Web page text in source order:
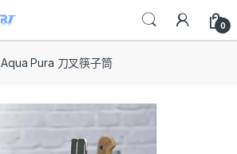
0
Aqua Pura 刀叉筷子筒